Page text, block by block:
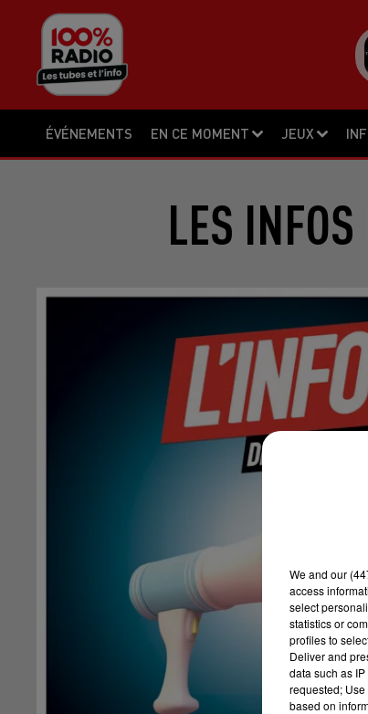
ÉVÉNEMENTS EN CE MOMENT JEUX
LES
We and our
access
select
statistics or
profiles to
Deliver and
data such as
requested;
based on